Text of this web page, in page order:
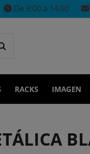
De 9:00 a 14:00
RACKS IMAGEN